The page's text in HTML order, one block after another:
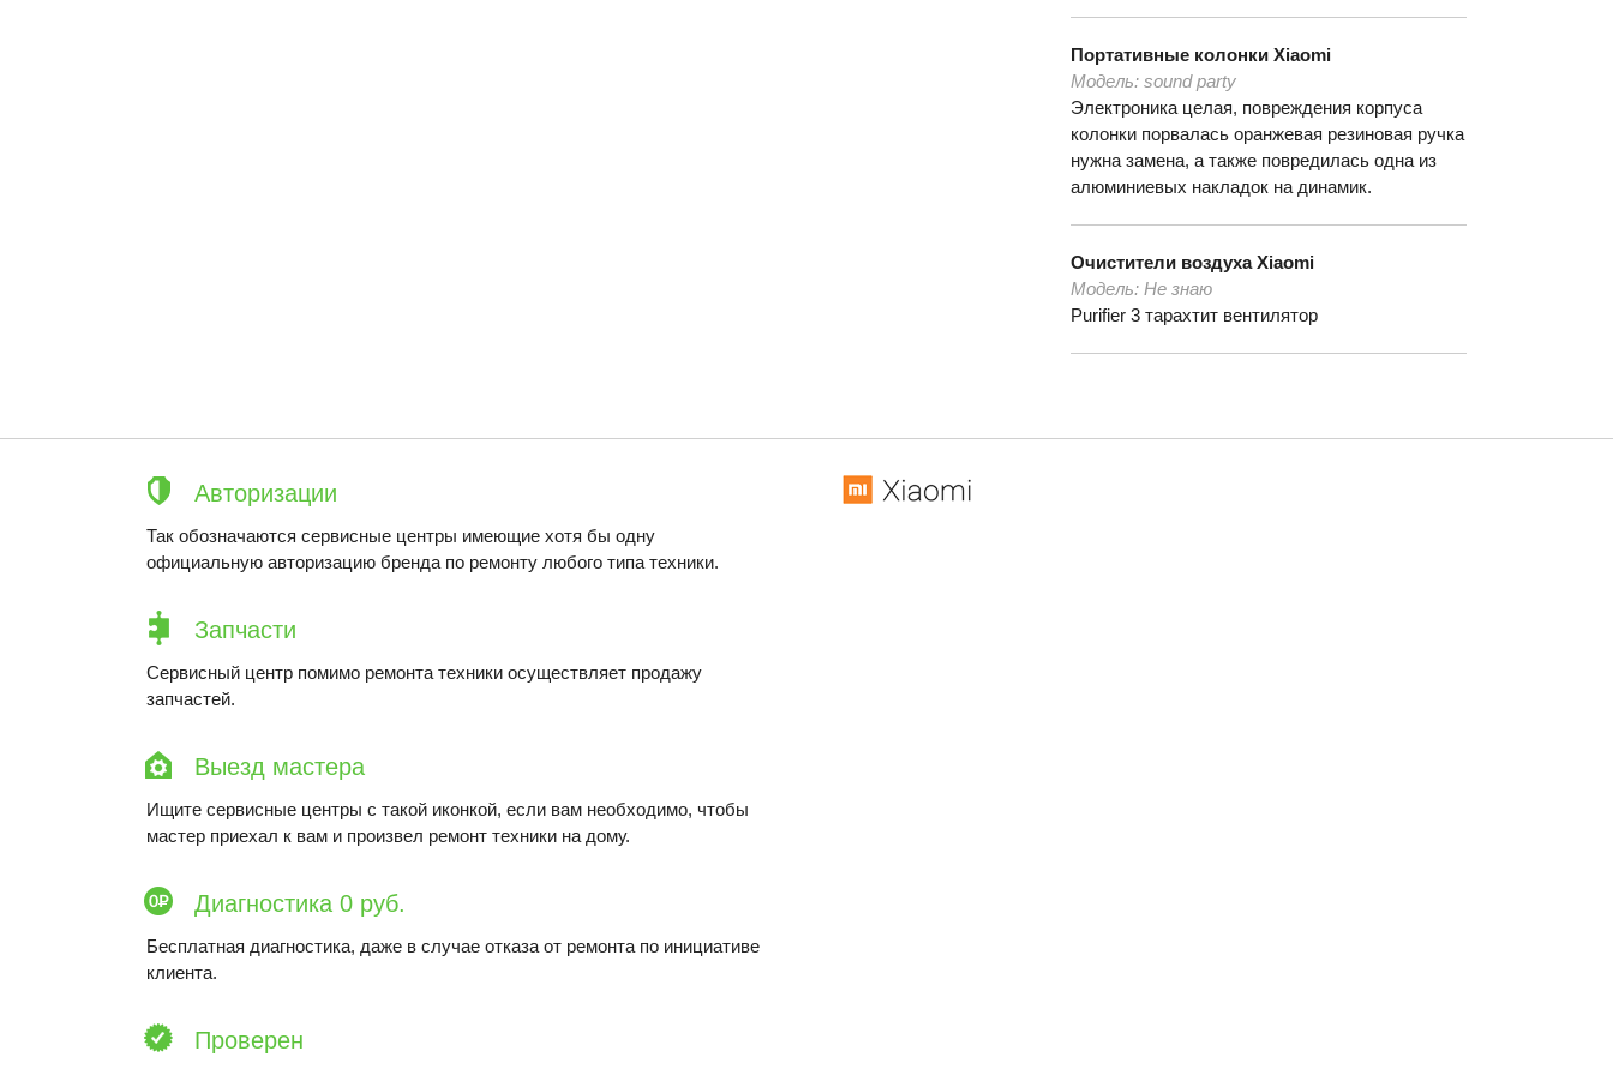
Портативные колонки Xiaomi
Модель: sound party
Электроника целая, повреждения корпуса
колонки порвалась оранжевая резиновая ручка
нужна замена, а также повредилась одна из
алюминиевых накладок на динамик.
Очистители воздуха Xiaomi
Модель: Не знаю
Purifier 3 тарахтит вентилятор
Авторизации
Так обозначаются сервисные центры имеющие хотя бы одну
официальную авторизацию бренда по ремонту любого типа техники.
Запчасти
Сервисный центр помимо ремонта техники осуществляет продажу
запчастей.
Выезд мастера
Ищите сервисные центры с такой иконкой, если вам необходимо, чтобы
мастер приехал к вам и произвел ремонт техники на дому.
Диагностика 0 руб.
Бесплатная диагностика, даже в случае отказа от ремонта по инициативе
клиента.
Проверен